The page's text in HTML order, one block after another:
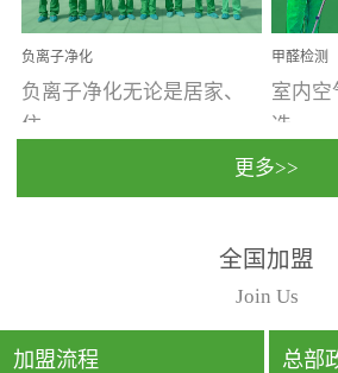
大量霉菌的...
些都
负离子净化
负离子净化无论是居家、
住...
动，人类长时间停留的室
内空间都有整体消毒的需
要。因为空间内人流携带
的、空气...
甲醛检测
室内空
选...
行国家
法，空
测结果
检测...
更多>>
全国加盟
Join Us
加盟流程 总部